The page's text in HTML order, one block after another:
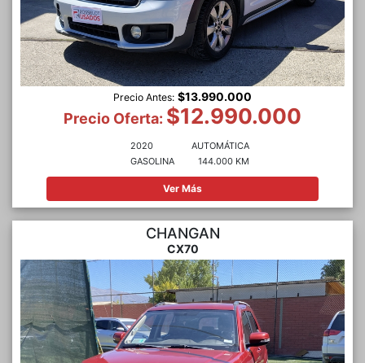
Precio Antes: $13.990.000
Precio Oferta: $12.990.000
2020
GASOLINA
AUTOMÁTICA
144.000 KM
Ver Más
CHANGAN
CX70